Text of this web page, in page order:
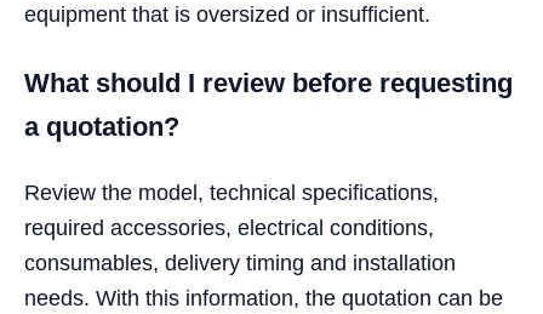
equipment that is oversized or insufficient.
What should I review before requesting
a quotation?
Review the model, technical specifications,
required accessories, electrical conditions,
consumables, delivery timing and installation
needs. With this information, the quotation can be